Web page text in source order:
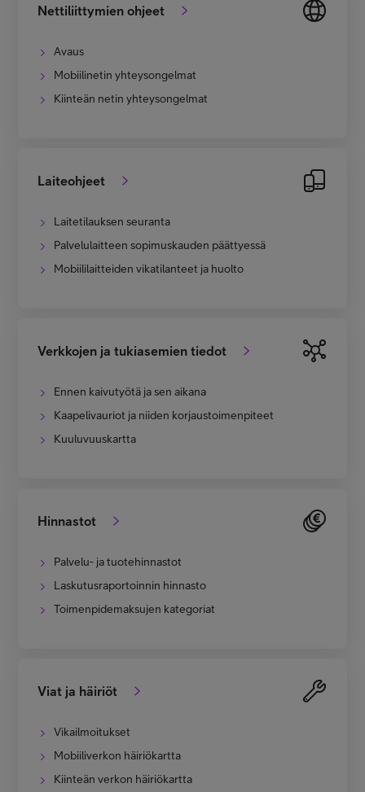
Nettiliittymien ohjeet
Avaus
Mobiilinetin yhteysongelmat
Kiinteän netin yhteysongelmat
Laiteohjeet
Laitetilauksen seuranta
Palvelulaitteen sopimuskauden päättyessä
Mobiililaitteiden vikatilanteet ja huolto
Verkkojen ja tukiasemien tiedot
Ennen kaivutyötä ja sen aikana
Kaapelivauriot ja niiden korjaustoimenpiteet
Kuuluvuuskartta
Hinnastot
Palvelu- ja tuotehinnastot
Laskutusraportoinnin hinnasto
Toimenpidemaksujen kategoriat
Viat ja häiriöt
Vikailmoitukset
Mobiiliverkon häiriökartta
Kiinteän verkon häiriökartta